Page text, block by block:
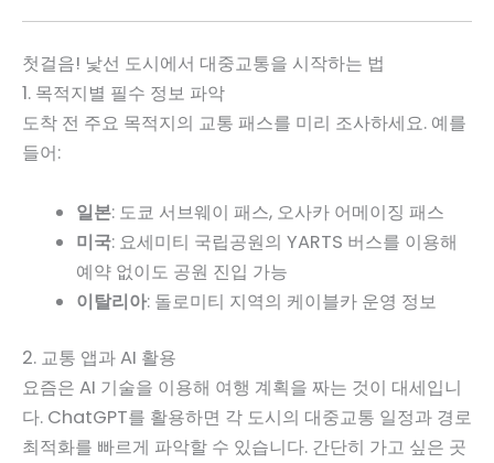
첫걸음! 낯선 도시에서 대중교통을 시작하는 법
1. 목적지별 필수 정보 파악
도착 전 주요 목적지의 교통 패스를 미리 조사하세요. 예를
들어:
일본: 도쿄 서브웨이 패스, 오사카 어메이징 패스
미국: 요세미티 국립공원의 YARTS 버스를 이용해
예약 없이도 공원 진입 가능
이탈리아: 돌로미티 지역의 케이블카 운영 정보
2. 교통 앱과 AI 활용
요즘은 AI 기술을 이용해 여행 계획을 짜는 것이 대세입니
다. ChatGPT를 활용하면 각 도시의 대중교통 일정과 경로
최적화를 빠르게 파악할 수 있습니다. 간단히 가고 싶은 곳